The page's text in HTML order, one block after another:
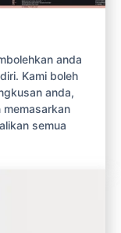
anda
Kami boleh
anda,
memasarkan
semua